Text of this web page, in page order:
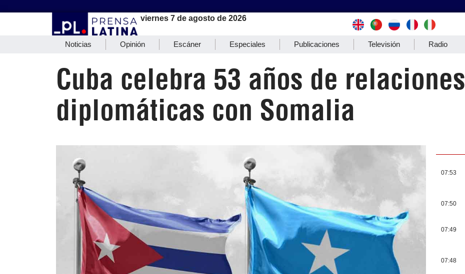
viernes 7 de agosto de 2026
Noticias Opinión Escáner Especiales Publicaciones Televisión Radio
Cuba celebra 53 años de relaciones
diplomáticas con Somalia
07:53
07:50
07:49
07:48